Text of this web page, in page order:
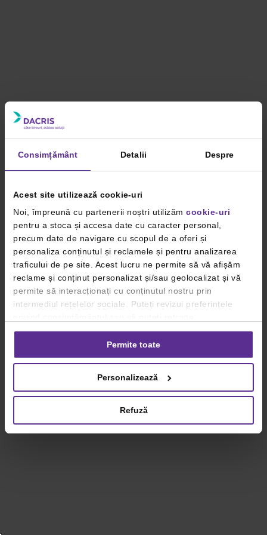
Consimțământ Detalii Despre
Acest site utilizează cookie-uri
Noi, împreună cu partenerii noștri utilizăm cookie-uri
pentru a stoca și accesa date cu caracter personal,
precum date de navigare cu scopul de a oferi și
personaliza conținutul și reclamele și pentru analizarea
traficului de pe site. Acest lucru ne permite să vă afișăm
reclame și conținut personalizat și/sau geolocalizat și vă
permite să interacționați cu conținutul nostru prin
intermediul rețelelor sociale. Puteți revizui preferințele
consimțământul oricând, făcând click pe linkul către
setările dvs. de cookie-uri.
privind utilizarea modulelor cookie.Detalii
Permite toate
Personalizează
Refuză